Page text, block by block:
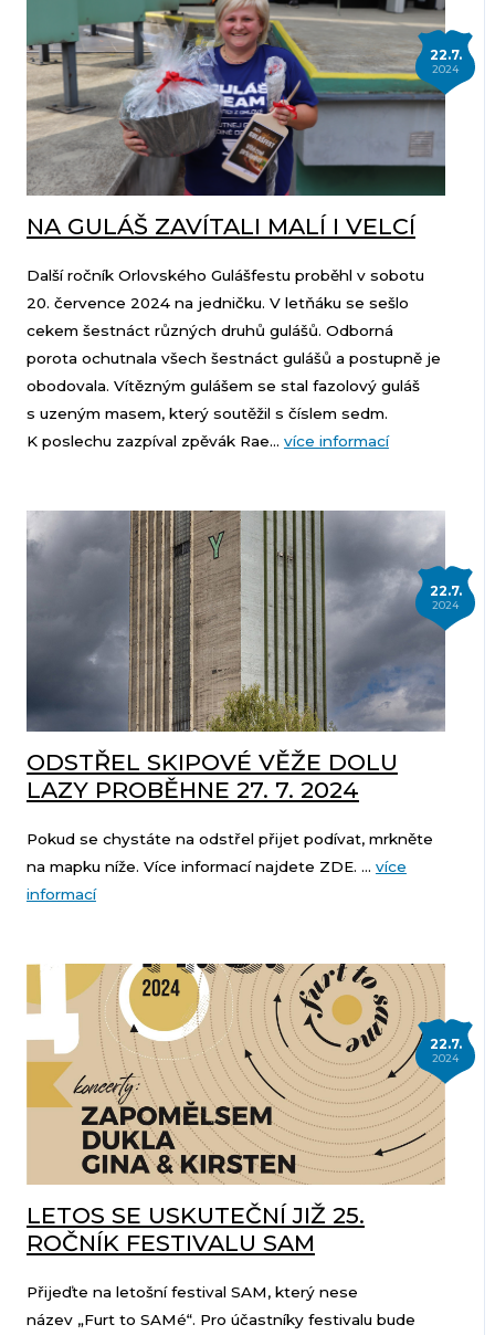
22.7.
2024
NA GULÁŠ ZAVÍTALI MALÍ I VELCÍ
Další ročník Orlovského Gulášfestu proběhl v sobotu
20. července 2024 na jedničku. V letňáku se sešlo
cekem šestnáct různých druhů gulášů. Odborná
porota ochutnala všech šestnáct gulášů a postupně je
obodovala. Vítězným gulášem se stal fazolový guláš
s uzeným masem, který soutěžil s číslem sedm.
K poslechu zazpíval zpěvák Rae... více informací
22.7.
2024
ODSTŘEL SKIPOVÉ VĚŽE DOLU
LAZY PROBĚHNE 27. 7. 2024
Pokud se chystáte na odstřel přijet podívat, mrkněte
na mapku níže. Více informací najdete ZDE. ... více
informací
22.7.
2024
LETOS SE USKUTEČNÍ JIŽ 25.
ROČNÍK FESTIVALU SAM
Přijeďte na letošní festival SAM, který nese
název „Furt to SAMé“. Pro účastníky festivalu bude